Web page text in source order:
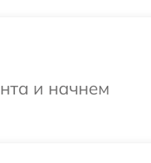
и начнем